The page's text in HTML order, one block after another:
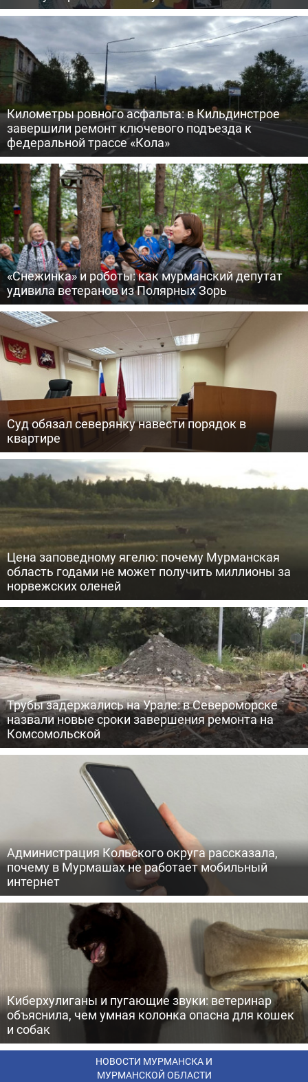
Километры ровного асфальта: в Кильдинстрое
завершили ремонт ключевого подъезда к
федеральной трассе «Кола»
«Снежинка» и роботы: как мурманский депутат
удивила ветеранов из Полярных Зорь
Суд обязал северянку навести порядок в
квартире
Цена заповедному ягелю: почему Мурманская
область годами не может получить миллионы за
норвежских оленей
Трубы задержались на Урале: в Североморске
назвали новые сроки завершения ремонта на
Комсомольской
Администрация Кольского округа рассказала,
почему в Мурмашах не работает мобильный
интернет
Киберхулиганы и пугающие звуки: ветеринар
объяснила, чем умная колонка опасна для кошек
и собак
НОВОСТИ МУРМАНСКА И
МУРМАНСКОЙ ОБЛАСТИ